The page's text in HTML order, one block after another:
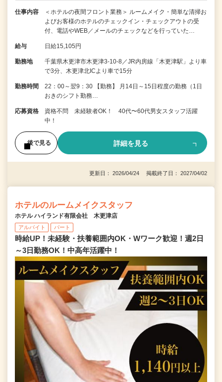
仕事内容
＜ホテルの夜間フロント業務＞ ルームメイク・簡単な清掃お
よびお客様のホテルのチェックイン・チェックアウトの受
付、電話やWEB／メールのチェックなどを行っていた…
給与 日給15,105円
勤務地
千葉県木更津市木更津3-10-8／JR内房線「木更津駅」より車
で3分、木更津北ICより車で15分
勤務時間
22：00～翌9：30 【勤務】 月14日～15日程度の勤務（1日
おきのシフト勤務…
応募資格
資格不問 未経験者OK！ 40代〜60代男女スタッフ活躍
中！
後で見る 詳細を見る
更新日： 2026/04/24 掲載終了日： 2027/04/02
ホテルのルームメイクスタッフ
ホテル ハイランド有限会社 木更津店
アルバイト パート
時給UP！未経験・扶養範囲内OK・Wワーク歓迎！週2日
～3日勤務OK！中高年活躍中！